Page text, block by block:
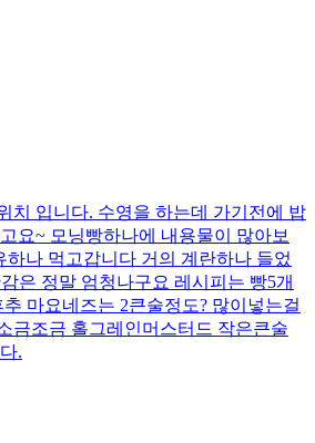
치 입니다. 수영을 하는데 가기전에 밥
요~ 모닝빵하나에 내용물이 많아보
하나 먹고갑니다 거의 계란하나 들었
은 정말 엄청나구요 레시피는 빵5개
마요네즈는 2큰술정도? 많이넣는걸
금조금 홀그레인머스터드 작은큰술
.